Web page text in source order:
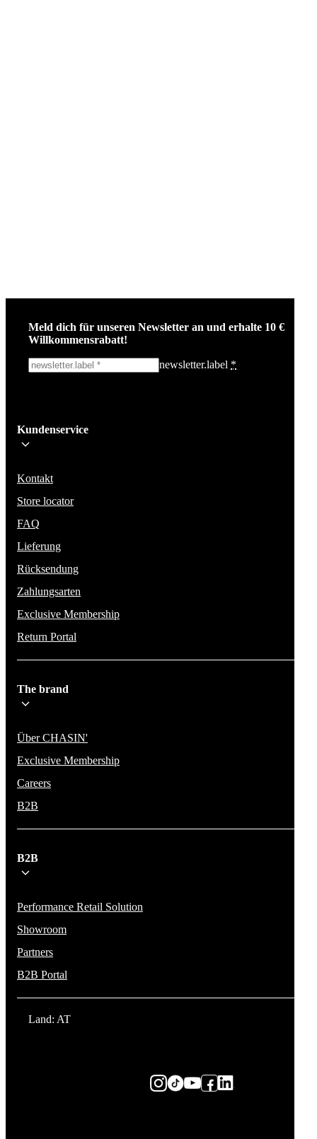
Meld dich für unseren Newsletter an und erhalte 10 €
Willkommensrabatt!
newsletter.label *
Bleib auf dem Laufenden über die neuesten Nachrichten, Kampagnen
Aktionen. Wir geben deine E-Mail-Adresse nicht weiter und versenden
Kundenservice
Kontakt
Store locator
FAQ
Lieferung
Rücksendung
Zahlungsarten
Exclusive Membership
Return Portal
The brand
Über CHASIN'
Exclusive Membership
Careers
B2B
B2B
Performance Retail Solution
Showroom
Partners
B2B Portal
Land: AT